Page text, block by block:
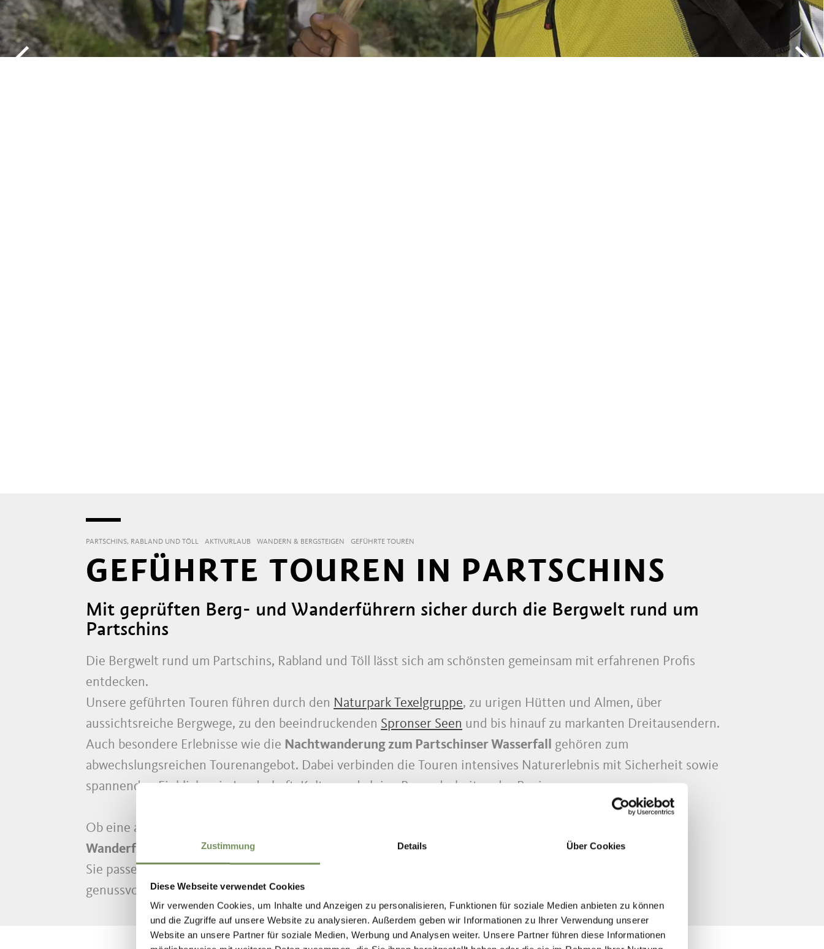
Zustimmung Details Über Cookies
Diese Webseite verwendet Cookies
Wir verwenden Cookies, um Inhalte und Anzeigen zu personalisieren, Funktionen für soziale Medien anbieten zu können
und die Zugriffe auf unsere Website zu analysieren. Außerdem geben wir Informationen zu Ihrer Verwendung unserer
Website an unsere Partner für soziale Medien, Werbung und Analysen weiter. Unsere Partner führen diese Informationen
PARTSCHINS, RABLAND UND TÖLL AKTIVURLAUB WANDERN & BERGSTEIGEN GEFÜHRTE TOUREN
GEFÜHRTE TOUREN IN PARTSCHINS
Mit geprüften Berg- und Wanderführern sicher durch die Bergwelt rund um
Partschins
Die Bergwelt rund um Partschins, Rabland und Töll lässt sich am schönsten gemeinsam mit erfahrenen Profis
entdecken.
Unsere geführten Touren führen durch den Naturpark Texelgruppe, zu urigen Hütten und Almen, über
aussichtsreiche Bergwege, zu den beeindruckenden Spronser Seen und bis hinauf zu markanten Dreitausendern.
Auch besondere Erlebnisse wie die Nachtwanderung zum Partschinser Wasserfall
gehören zum
abwechslungsreichen Tourenangebot. Dabei verbinden die Touren intensives Naturerlebnis mit Sicherheit sowie
spannenden Einblicken in Landschaft, Kultur und alpine Besonderheiten der Region.
Ob eine aussichtreiche Hüttenwanderung oder anspruchsvolle Bergtour – unsere
Wanderführer
kennen die schönsten Wege, versteckten Plätze und aussichtsreichsten Routen.
Sie passen Tempo und Inhalte individuell an die Gruppe an und sorgen dafür, dass das Bergerlebnis ebenso
genussvoll wie sicher bleibt.